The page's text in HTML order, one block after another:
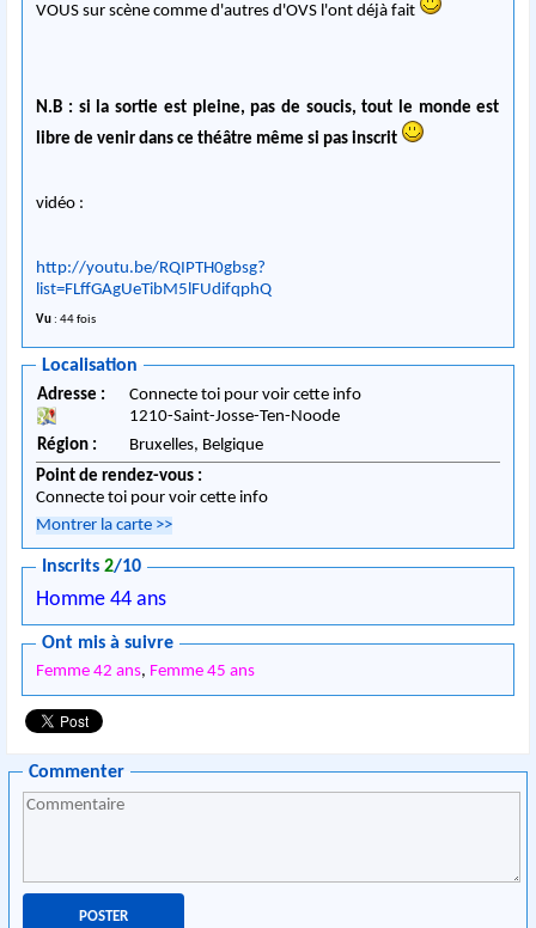
VOUS sur scène comme d'autres d'OVS l'ont déjà fait
N.B : si la sortie est pleine, pas de soucis, tout le monde est
libre de venir dans ce théâtre même si pas inscrit
vidéo :
http://youtu.be/RQIPTH0gbsg?
list=FLffGAgUeTibM5lFUdifqphQ
Vu : 44 fois
Localisation
Adresse :
Connecte toi pour voir cette info
1210-Saint-Josse-Ten-Noode
Région :
Bruxelles, Belgique
Point de rendez-vous :
Connecte toi pour voir cette info
Montrer la carte >>
Inscrits2/10
Homme 44 ans
Ont mis à suivre
Femme 42 ans, Femme 45 ans
Commenter